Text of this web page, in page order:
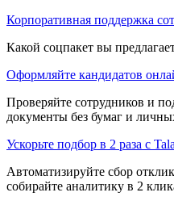
Корпоративная поддержка
Какой соцпакет вы
Оформляйте кандидатов
Проверяйте сотрудников и
документы без бумаг и
Ускорьте подбор в 2 раза с
Автоматизируйте сбор
собирайте аналитику в 2